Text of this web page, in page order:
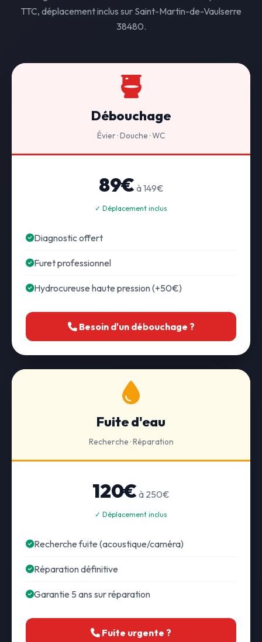
TTC, déplacement inclus sur Saint-Martin-de-Vaulserre
38480.
Débouchage
Évier · Douche · WC
89€ à 149€
✓ Déplacement inclus
Diagnostic offert
Furet professionnel
Hydrocureuse haute pression (+50€)
Besoin d'un débouchage ?
Fuite d'eau
Recherche · Réparation
120€ à 250€
✓ Déplacement inclus
Recherche fuite (acoustique/caméra)
Réparation définitive
Garantie 5 ans sur réparation
Fuite urgente ?